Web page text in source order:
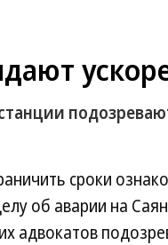
сроки
об аварии на
адвокатов